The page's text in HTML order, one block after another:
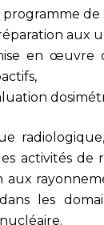
programme de
aux
en œuvre
activités
aux
les